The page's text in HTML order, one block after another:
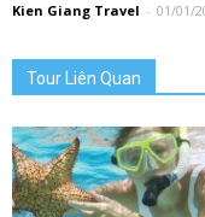
Kien Giang Travel - 01/01/
Tour Liên Quan